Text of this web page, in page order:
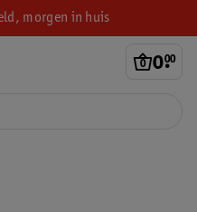
morgen in huis
0.
00